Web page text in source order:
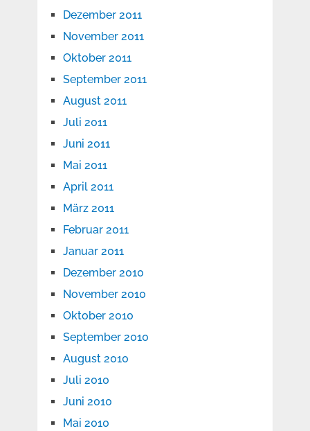
Dezember 2011
November 2011
Oktober 2011
September 2011
August 2011
Juli 2011
Juni 2011
Mai 2011
April 2011
März 2011
Februar 2011
Januar 2011
Dezember 2010
November 2010
Oktober 2010
September 2010
August 2010
Juli 2010
Juni 2010
Mai 2010